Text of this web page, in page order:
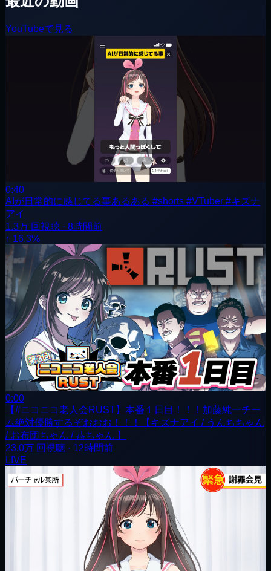
YouTubeで見る
0:40
AIが日常的に感じてる事あるある #shorts #VTuber #キズナ
アイ
1.3万 回視聴 · 8時間前
↑ 16.3%
0:00
【#ニコニコ老人会RUST】本番１日目！！！加藤純一チー
ム絶対優勝するぞおおお！！！【キズナアイ / うんちちゃん
/ お布団ちゃん / 恭ちゃん 】
23.0万 回視聴 · 12時間前
LIVE